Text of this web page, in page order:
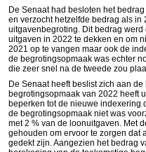
De Senaat had besloten het
en verzocht hetzelfde bedrag als
uitgavenbegroting. Dit bedrag
uitgaven in 2022 te dekken en om
2021 op te vangen maar ook de
de begrotingsopmaak was echter
die zeer snel na de tweede zou
De Senaat heeft beslist zich aan
begrotingsopmaak van 2022 heeft
beperken tot de nieuwe indexering
de begrotingsopmaak niet was
met 2 % van de loonuitgaven. Met
gehouden om ervoor te zorgen dat
gedekt zijn. Aangezien het bedrag